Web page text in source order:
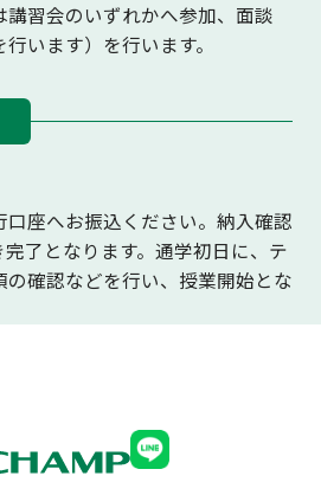
講習会のいずれかへ参加、面談
います）を行います。
口座へお振込ください。納入確認
了となります。通学初日に、テ
確認などを行い、授業開始とな